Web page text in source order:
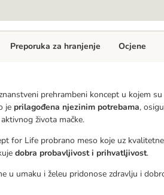
prehrambeni koncept u kojem
je prilagođena njezinim potrebama,
života mačke.
for Life probrano meso koje uz
dobra probavljivost i prihvatljivost.
u umaku i želeu pridonose zdravlju i
Preporuka za hranjenje Ocjene